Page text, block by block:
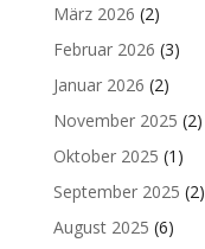
März 2026 (2)
Februar 2026 (3)
Januar 2026 (2)
November 2025 (2)
Oktober 2025 (1)
September 2025 (2)
August 2025 (6)